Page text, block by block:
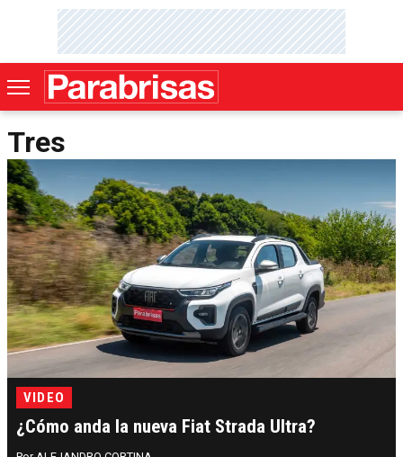
Tres
VIDEO
¿Cómo anda la nueva Fiat Strada Ultra?